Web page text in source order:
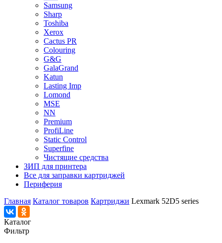
Samsung
Sharp
Toshiba
Xerox
Cactus PR
Colouring
G&G
GalaGrand
Katun
Lasting Imp
Lomond
MSE
NN
Premium
ProfiLine
Static Control
Superfine
Чистящие средства
ЗИП для принтера
Все для заправки картриджей
Периферия
Главная Каталог товаров Картриджи Lexmark 52D5 series
Каталог
Фильтр